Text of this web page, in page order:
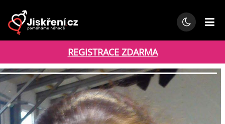
REGISTRACE ZDARMA